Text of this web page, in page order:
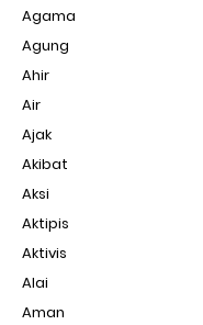
Agama
Agung
Ahir
Air
Ajak
Akibat
Aksi
Aktipis
Aktivis
Alai
Aman